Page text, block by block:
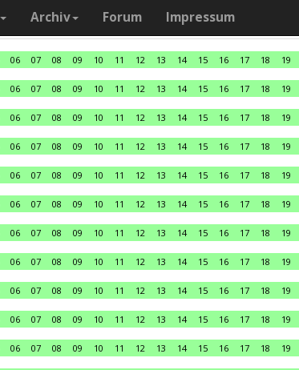
Archiv Forum Impressum
06 07 08 09 10 11 12 13 14 15 16 17 18 19
06 07 08 09 10 11 12 13 14 15 16 17 18 19
06 07 08 09 10 11 12 13 14 15 16 17 18 19
06 07 08 09 10 11 12 13 14 15 16 17 18 19
06 07 08 09 10 11 12 13 14 15 16 17 18 19
06 07 08 09 10 11 12 13 14 15 16 17 18 19
06 07 08 09 10 11 12 13 14 15 16 17 18 19
06 07 08 09 10 11 12 13 14 15 16 17 18 19
06 07 08 09 10 11 12 13 14 15 16 17 18 19
06 07 08 09 10 11 12 13 14 15 16 17 18 19
06 07 08 09 10 11 12 13 14 15 16 17 18 19